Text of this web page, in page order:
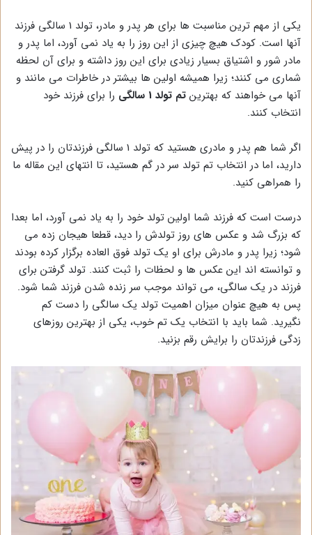
یکی از مهم ترین مناسبت ها برای هر پدر و مادر، تولد 1 سالگی فرزند
آنها است. کودک هیچ چیزی از این روز را به یاد نمی آورد، اما پدر و
مادر شور و اشتیاق بسیار زیادی برای این روز داشته و برای آن لحظه
شماری می کنند؛ زیرا همیشه اولین ها بیشتر در خاطرات می مانند و
آنها می خواهند که بهترین تم تولد 1 سالگی
را برای فرزند خود
انتخاب کنند.
اگر شما هم پدر و مادری هستید که تولد 1 سالگی فرزندتان را در پیش
دارید، اما در انتخاب تم تولد سر در گم هستید، تا انتهای این مقاله ما
را همراهی کنید.
درست است که فرزند شما اولین تولد خود را به یاد نمی آورد، اما بعدا
که بزرگ شد و عکس های روز تولدش را دید، قطعا هیجان زده می
شود؛ زیرا پدر و مادرش برای او یک تولد فوق العاده برگزار کرده بودند
و توانسته اند این عکس ها و لحظات را ثبت کنند. تولد گرفتن برای
فرزند در یک سالگی، می تواند موجب سر زنده شدن فرزند شما شود.
پس به هیچ عنوان میزان اهمیت تولد یک سالگی را دست کم
نگیرید. شما باید با انتخاب یک تم خوب، یکی از بهترین روزهای
زدگی فرزندتان را برایش رقم بزنید.